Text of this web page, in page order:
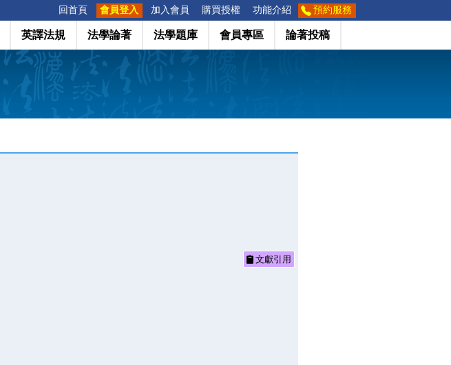
回首頁 會員登入 加入會員 購買授權 功能介紹 預約服務
英譯法規 法學論著 法學題庫 會員專區 論著投稿
文獻引用